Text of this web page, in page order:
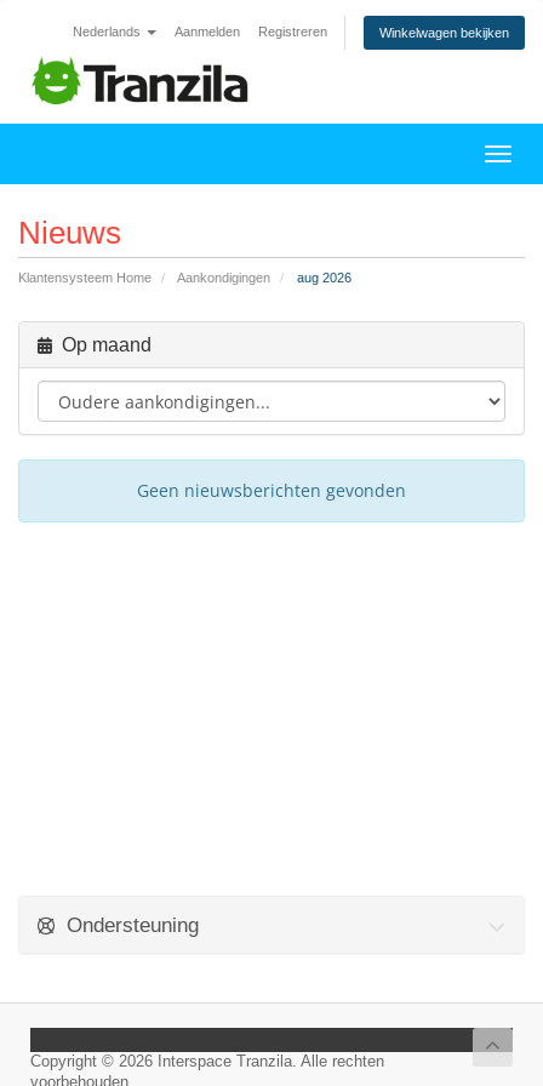
Nederlands Aanmelden Registreren Winkelwagen bekijken
Nieuws
Klantensysteem Home Aankondigingen aug 2026
Op maand
Geen nieuwsberichten gevonden
Ondersteuning
Copyright © 2026 Interspace Tranzila. Alle rechten
voorbehouden.